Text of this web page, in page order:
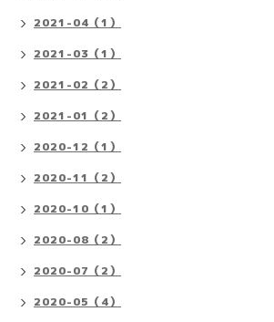
2021-04（1）
2021-03（1）
2021-02（2）
2021-01（2）
2020-12（1）
2020-11（2）
2020-10（1）
2020-08（2）
2020-07（2）
2020-05（4）